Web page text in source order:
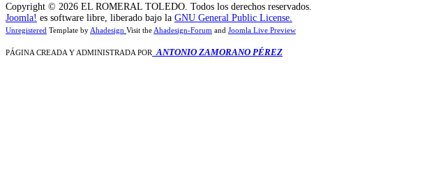
Copyright © 2026 EL ROMERAL TOLEDO. Todos los derechos reservados.
Joomla! es software libre, liberado bajo la GNU General Public License.
Unregistered Template by Ahadesign Visit the Ahadesign-Forum and Joomla Live Preview
PÁGINA CREADA Y ADMINISTRADA POR ANTONIO ZAMORANO PÉREZ